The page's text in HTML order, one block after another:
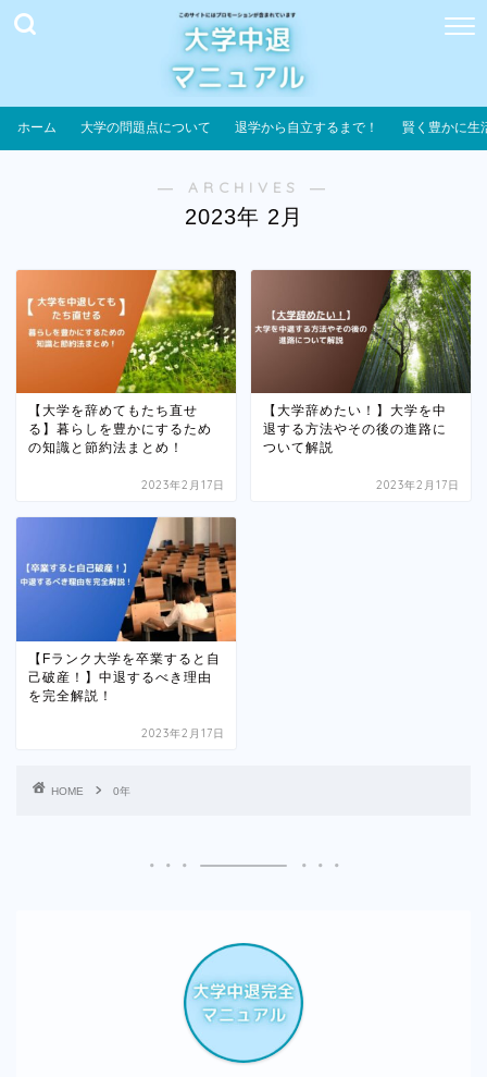
ホーム 大学の問題点について 退学から自立するまで！ 賢く豊かに生
― ARCHIVES ―
2023年 2月
【大学を辞めてもたち直せ
る】暮らしを豊かにするため
の知識と節約法まとめ！
2023年2月17日
【大学辞めたい！】大学を中
退する方法やその後の進路に
ついて解説
2023年2月17日
【Fランク大学を卒業すると自
己破産！】中退するべき理由
を完全解説！
2023年2月17日
HOME 0年